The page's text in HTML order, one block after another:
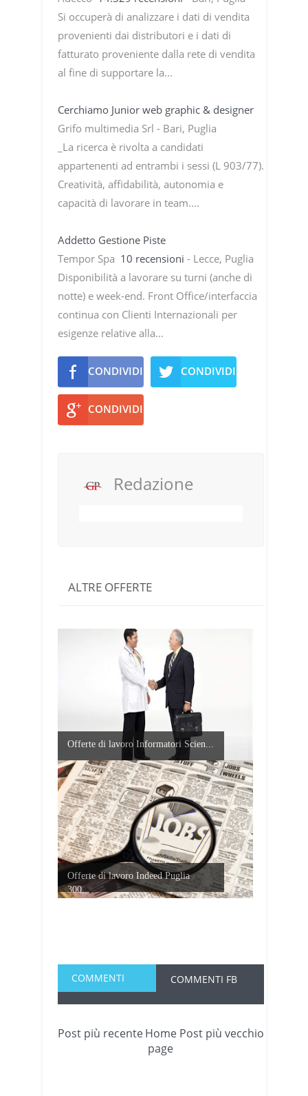
Si occuperà di analizzare i dati di vendita
provenienti dai distributori e i dati di
fatturato proveniente dalla rete di vendita
al fine di supportare la...
Cerchiamo Junior web graphic & designer
Grifo multimedia Srl - Bari, Puglia
_La ricerca è rivolta a candidati
appartenenti ad entrambi i sessi (L 903/77).
Creatività, affidabilità, autonomia e
capacità di lavorare in team....
Addetto Gestione Piste
Tempor Spa 10 recensioni - Lecce, Puglia
Disponibilità a lavorare su turni (anche di
notte) e week-end. Front Office/interfaccia
continua con Clienti Internazionali per
esigenze relative alla...
CONDIVIDI CONDIVIDI
CONDIVIDI
Redazione
ALTRE OFFERTE
Offerte di lavoro Informatori Scien...
Offerte di lavoro Indeed Puglia
300...
COMMENTI COMMENTI FB
Post più recente Post più vecchio
Home
page